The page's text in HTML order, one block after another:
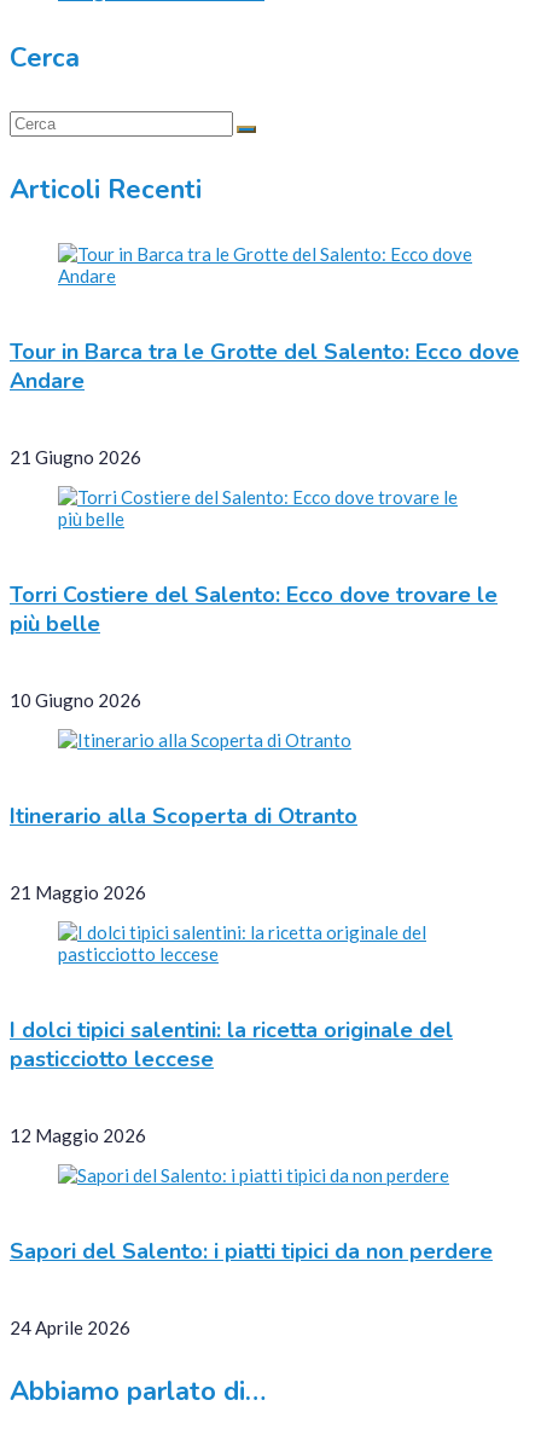
Cerca
Articoli Recenti
Tour in Barca tra le Grotte del Salento: Ecco dove
Andare
21 Giugno 2026
Torri Costiere del Salento: Ecco dove trovare le
più belle
10 Giugno 2026
Itinerario alla Scoperta di Otranto
21 Maggio 2026
I dolci tipici salentini: la ricetta originale del
pasticciotto leccese
12 Maggio 2026
Sapori del Salento: i piatti tipici da non perdere
24 Aprile 2026
Abbiamo parlato di…